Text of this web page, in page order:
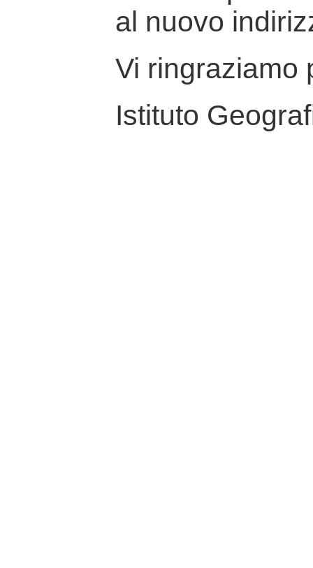
al nuovo
Vi ringraziamo
Istituto